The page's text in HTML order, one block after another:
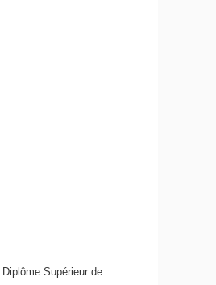
Supérieur de